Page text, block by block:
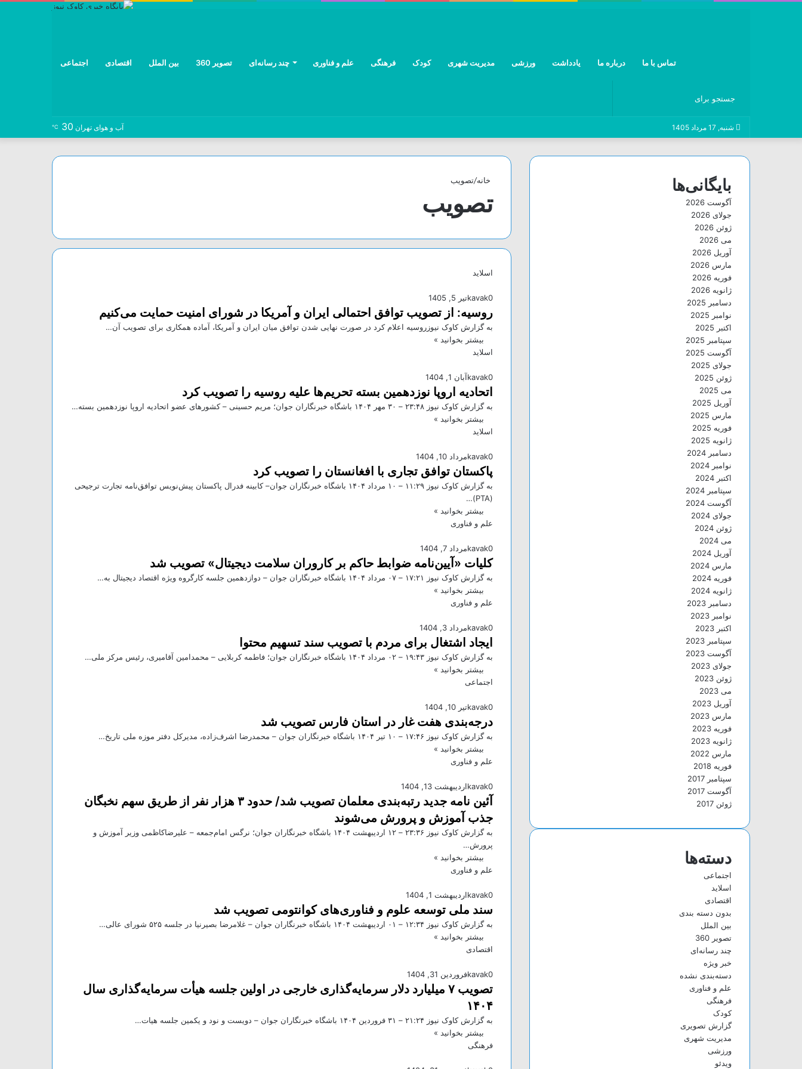
اجتماعی اقتصادی بین الملل تصویر 360 چند رسانه‌ای علم و فناوری فرهنگی کودک مدیریت شهری ورزشی یادداشت درباره ما تماس با ما
جستجو
برای
شنبه, 17 مرداد 1405
فیسآب و هوای تهران 30
℃
خانه/تصویب
تصویب
اسلاید
kavakتیر 5, 1405 0
روسیه: از تصویب توافق احتمالی ایران و آمریکا در شورای امنیت حمایت می‌کنیم
به گزارش کاوک نیوزروسیه اعلام کرد در صورت نهایی شدن توافق میان ایران و آمریکا، آماده همکاری برای تصویب آن…
بیشتر بخوانید »
اسلاید
kavakآبان 1, 1404 0
اتحادیه اروپا نوزدهمین بسته تحریم‌ها علیه روسیه را تصویب کرد
به گزارش کاوک نیوز ۲۳:۴۸ – ۳۰ مهر ۱۴۰۴ باشگاه خبرنگاران جوان؛ مریم حسینی – کشور‌های عضو اتحادیه اروپا نوزدهمین بسته…
بیشتر بخوانید »
اسلاید
kavakمرداد 10, 1404 0
پاکستان توافق تجاری با افغانستان را تصویب کرد
به گزارش کاوک نیوز ۱۱:۲۹ – ۱۰ مرداد ۱۴۰۴ باشگاه خبرنگاران جوان– کابینه فدرال پاکستان پیش‌نویس توافق‌نامه تجارت ترجیحی
(PTA)…
بیشتر بخوانید »
علم و فناوری
kavakمرداد 7, 1404 0
کلیات «آیین‌نامه ضوابط حاکم بر کاروران سلامت دیجیتال» تصویب شد
به گزارش کاوک نیوز ۱۷:۲۱ – ۰۷ مرداد ۱۴۰۴ باشگاه خبرنگاران جوان – دوازدهمین جلسه کارگروه ویژه اقتصاد دیجیتال به…
بیشتر بخوانید »
علم و فناوری
kavakمرداد 3, 1404 0
ایجاد اشتغال برای مردم با تصویب سند تسهیم محتوا
به گزارش کاوک نیوز ۱۹:۴۳ – ۰۲ مرداد ۱۴۰۴ باشگاه خبرنگاران جوان؛ فاطمه کربلایی – محمدامین آقامیری، رئیس مرکز ملی…
بیشتر بخوانید »
اجتماعی
kavakتیر 10, 1404 0
درجه‌بندی هفت غار در استان فارس تصویب شد
به گزارش کاوک نیوز ۱۷:۴۶ – ۱۰ تير ۱۴۰۴ باشگاه خبرنگاران جوان – محمدرضا اشرف‌زاده، مدیرکل دفتر موزه ملی تاریخ…
بیشتر بخوانید »
علم و فناوری
kavakاردیبهشت 13, 1404 0
آئین نامه جدید رتبه‌بندی معلمان تصویب شد/ حدود ۳ هزار نفر از طریق سهم نخبگان
جذب آموزش و پرورش می‌شوند
به گزارش کاوک نیوز ۲۳:۳۶ – ۱۲ ارديبهشت ۱۴۰۴ باشگاه خبرنگاران جوان؛ نرگس امام‌جمعه – علیرضاکاظمی وزیر آموزش و
پرورش…
بیشتر بخوانید »
علم و فناوری
kavakاردیبهشت 1, 1404 0
سند ملی توسعه علوم و فناوری‌های کوانتومی تصویب شد
به گزارش کاوک نیوز ۱۲:۳۴ – ۰۱ ارديبهشت ۱۴۰۴ باشگاه خبرنگاران جوان – غلامرضا بصیرنیا در جلسه ۵۲۵ شورای عالی…
بیشتر بخوانید »
اقتصادی
kavakفروردین 31, 1404 0
تصویب ۷ میلیارد دلار سرمایه‌گذاری خارجی در اولین جلسه هیأت سرمایه‌گذاری سال
۱۴۰۴
به گزارش کاوک نیوز ۲۱:۲۴ – ۳۱ فروردين ۱۴۰۴ باشگاه خبرنگاران جوان – دویست و نود و یکمین جلسه هیات…
بیشتر بخوانید »
فرهنگی
بایگانی‌ها
آگوست 2026
جولای 2026
ژوئن 2026
می 2026
آوریل 2026
مارس 2026
فوریه 2026
ژانویه 2026
دسامبر 2025
نوامبر 2025
اکتبر 2025
سپتامبر 2025
آگوست 2025
جولای 2025
ژوئن 2025
می 2025
آوریل 2025
مارس 2025
فوریه 2025
ژانویه 2025
دسامبر 2024
نوامبر 2024
اکتبر 2024
سپتامبر 2024
آگوست 2024
جولای 2024
ژوئن 2024
می 2024
آوریل 2024
مارس 2024
فوریه 2024
ژانویه 2024
دسامبر 2023
نوامبر 2023
اکتبر 2023
سپتامبر 2023
آگوست 2023
جولای 2023
ژوئن 2023
می 2023
آوریل 2023
مارس 2023
فوریه 2023
ژانویه 2023
مارس 2022
فوریه 2018
سپتامبر 2017
آگوست 2017
ژوئن 2017
دسته‌ها
اجتماعی
اسلاید
اقتصادی
بدون دسته بندی
بین الملل
تصویر 360
چند رسانه‌ای
خبر ویژه
دسته‌بندی نشده
علم و فناوری
فرهنگی
کودک
گزارش تصویری
مدیریت شهری
ورزشی
ویدئو